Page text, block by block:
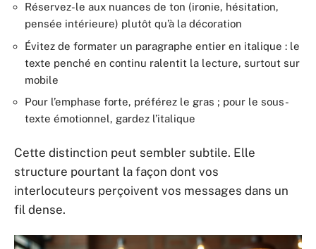
Réservez-le aux nuances de ton (ironie, hésitation,
pensée intérieure) plutôt qu’à la décoration
Évitez de formater un paragraphe entier en italique : le
texte penché en continu ralentit la lecture, surtout sur
mobile
Pour l’emphase forte, préférez le gras ; pour le sous-
texte émotionnel, gardez l’italique
Cette distinction peut sembler subtile. Elle
structure pourtant la façon dont vos
interlocuteurs perçoivent vos messages dans un
fil dense.